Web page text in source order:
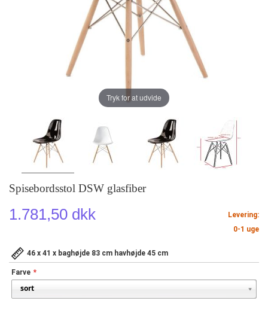
Spisebordsstol DSW glasfiber
1.781,50 dkk
Levering:
0-1 uge
46 x 41 x baghøjde 83 cm havhøjde 45 cm
Farve
Tryk for at udvide